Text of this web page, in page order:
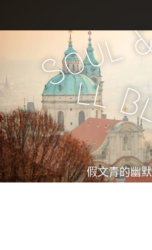
e
n
u
i
c
n
t
e
n
t
S
oul
ll B
假文青的幽